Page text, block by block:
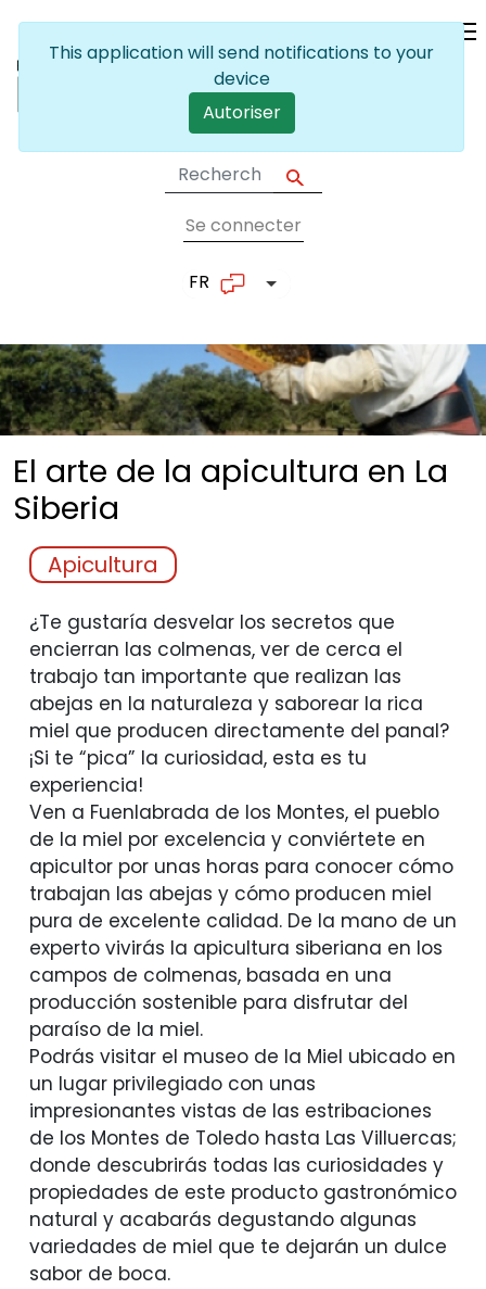
User account
Se connecter
FR List additional actions
El arte de la apicultura en La
Siberia
Apicultura
¿Te gustaría desvelar los secretos que
encierran las colmenas, ver de cerca el
trabajo tan importante que realizan las
abejas en la naturaleza y saborear la rica
miel que producen directamente del panal?
¡Si te “pica” la curiosidad, esta es tu
experiencia!
Ven a Fuenlabrada de los Montes, el pueblo
de la miel por excelencia y conviértete en
apicultor por unas horas para conocer cómo
trabajan las abejas y cómo producen miel
pura de excelente calidad. De la mano de un
experto vivirás la apicultura siberiana en los
campos de colmenas, basada en una
producción sostenible para disfrutar del
paraíso de la miel.
Podrás visitar el museo de la Miel ubicado en
un lugar privilegiado con unas
impresionantes vistas de las estribaciones
de los Montes de Toledo hasta Las Villuercas;
donde descubrirás todas las curiosidades y
propiedades de este producto gastronómico
natural y acabarás degustando algunas
variedades de miel que te dejarán un dulce
sabor de boca.